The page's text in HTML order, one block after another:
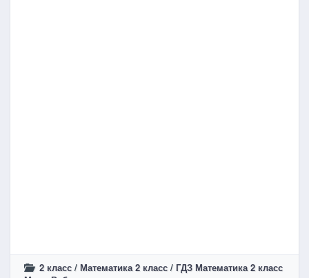
2 класс / Математика 2 класс / ГДЗ Математика 2 класс